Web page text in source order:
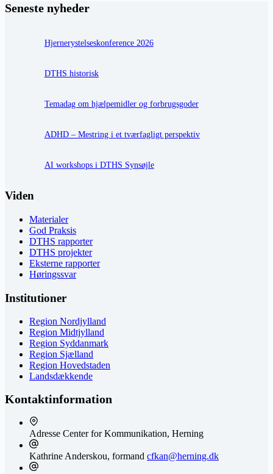
Seneste nyheder
Hjernerystelseskonference 2026
DTHS historisk
Temadag om hjælpemidler og forbrugsgoder
ADHD – Mestring i et tværfagligt perspektiv
AI workshops i DTHS Synsøjle
Viden
Materialer
God Praksis
DTHS rapporter
DTHS projekter
Eksterne rapporter
Høringssvar
Institutioner
Region Nordjylland
Region Midtjylland
Region Syddanmark
Region Sjælland
Region Hovedstaden
Landsdækkende
Kontaktinformation
Adresse Center for Kommunikation, Herning
Kathrine Anderskou, formand cfkan@herning.dk